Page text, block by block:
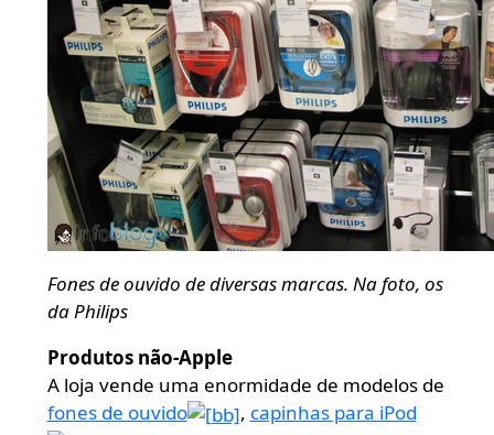
Fones de ouvido de diversas marcas. Na foto, os
da Philips
Produtos não-Apple
A loja vende uma enormidade de modelos de
fones de ouvido
, capinhas para iPod